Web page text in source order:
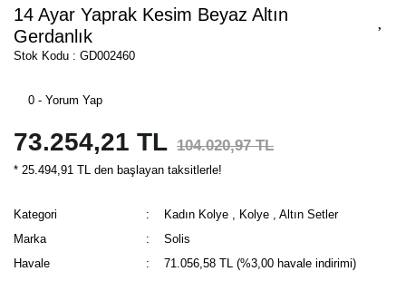
14 Ayar Yaprak Kesim Beyaz Altın
Gerdanlık
Stok Kodu : GD002460
0 - Yorum Yap
73.254,21 TL 104.020,97 TL
* 25.494,91 TL den başlayan taksitlerle!
Kategori Kadın Kolye Kolye ,Altın Setler
Marka
Solis
Havale
71.056,58 TL (%3,00 havale indirimi)